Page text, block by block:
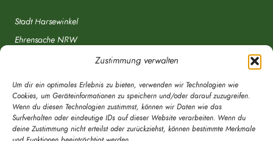
Zustimmung verwalten
Um dir ein optimales Erlebnis zu bieten, verwenden wir Technologien wie
Cookies, um Geräteinformationen zu speichern und/oder darauf zuzugreifen.
Wenn du diesen Technologien zustimmst, können wir Daten wie das
Surfverhalten oder eindeutige IDs auf dieser Website verarbeiten. Wenn du
deine Zustimmung nicht erteilst oder zurückziehst, können bestimmte Merkmale
Stadt Harsewinkel
Ehrensache NRW
OWL Verkehr
Greffen.de
Verkehrsverein Harsewinkel e. V.